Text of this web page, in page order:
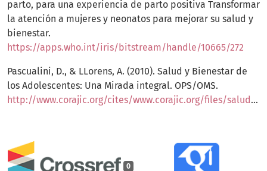
0
parto, para una experiencia de parto positiva Transformar
la atención a mujeres y neonatos para mejorar su salud y
bienestar.
https://apps.who.int/iris/bitstream/handle/10665/272
Pascualini, D., & LLorens, A. (2010). Salud y Bienestar de
los Adolescentes: Una Mirada integral. OPS/OMS.
http://www.corajic.org/cites/www.corajic.org/files/saludbienestaradolescente%20Diana%20compiladores.pdf